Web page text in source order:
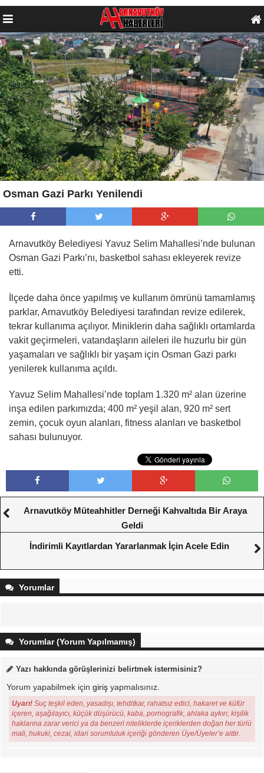
Osman Gazi Parkı Yenilendi
Arnavutköy Belediyesi Yavuz Selim Mahallesi’nde bulunan
Osman Gazi Parkı’nı, basketbol sahası ekleyerek revize
etti.
İlçede daha önce yapılmış ve kullanım ömrünü tamamlamış
parklar, Arnavutköy Belediyesi tarafından revize edilerek,
tekrar kullanıma açılıyor. Miniklerin daha sağlıklı ortamlarda
vakit geçirmeleri, vatandaşların aileleri ile huzurlu bir gün
yaşamaları ve sağlıklı bir yaşam için Osman Gazi parkı
yenilerek kullanıma açıldı.
Yavuz Selim Mahallesi’nde toplam 1.320 m² alan üzerine
inşa edilen parkımızda; 400 m² yeşil alan, 920 m² sert
zemin, çocuk oyun alanları, fitness alanları ve basketbol
sahası bulunuyor.
Arnavutköy Müteahhitler Derneği Kahvaltıda Bir Araya
Geldi
İndirimli Kayıtlardan Yararlanmak İçin Acele Edin
Yorumlar
Yorumlar (Yorum Yapılmamış)
Yazı hakkında görüşlerinizi belirtmek istermisiniz?
Yorum yapabilmek için giriş yapmalısınız.
Uyarı! Suç teşkil eden, yasadışı, tehditkar, rahatsız edici, hakaret ve küfür
içeren, aşağılayıcı, küçük düşürücü, kaba, pornografik, ahlaka aykırı, kişilik
haklarına zarar verici ya da benzeri niteliklerde içeriklerden doğan her türlü
mali, hukuki, cezai, idari sorumluluk içeriği gönderen Üye/Üyeler’e aittir.